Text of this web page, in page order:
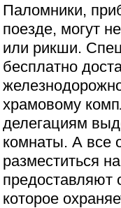
Паломники,
поезде, могут
или рикши.
бесплатно
храмовому
делегациям
комнаты. А все
разместиться
предоставляют
которое